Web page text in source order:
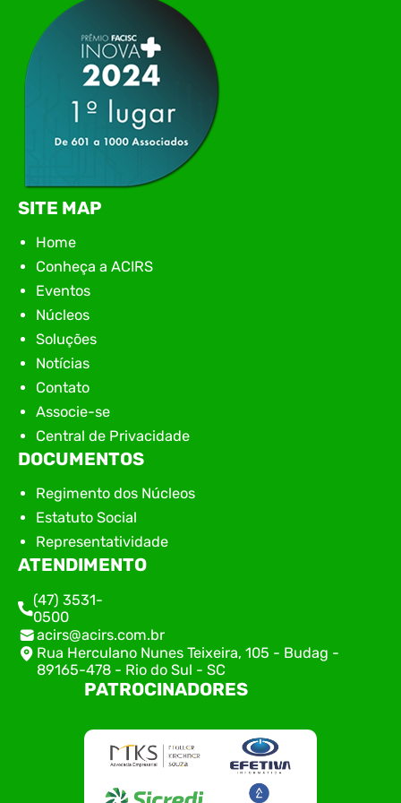
encontro aconteceu em Rio…
SITE MAP
Home
Conheça a ACIRS
Eventos
Núcleos
Soluções
Notícias
Contato
Associe-se
Central de Privacidade
DOCUMENTOS
Regimento dos Núcleos
Estatuto Social
Representatividade
ATENDIMENTO
(47) 3531-
0500
acirs@acirs.com.br
Rua Herculano Nunes Teixeira, 105 - Budag -
89165-478 - Rio do Sul - SC
PATROCINADORES